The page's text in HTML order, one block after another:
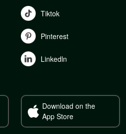
Tiktok
Pinterest
Linkedln
Download on the
App Store